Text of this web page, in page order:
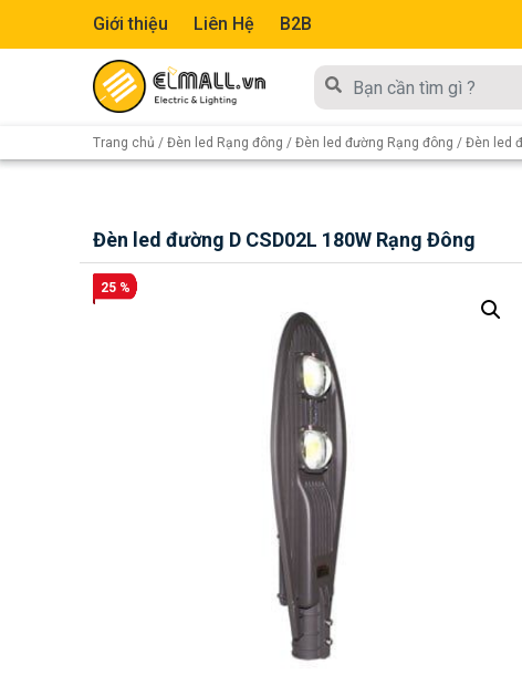
Giới thiệu Liên Hệ B2B
Trang chủ / Đèn led Rạng đông / Đèn led đường Rạng đông / Đèn led
Đèn led đường D CSD02L 180W Rạng Đông
25 %